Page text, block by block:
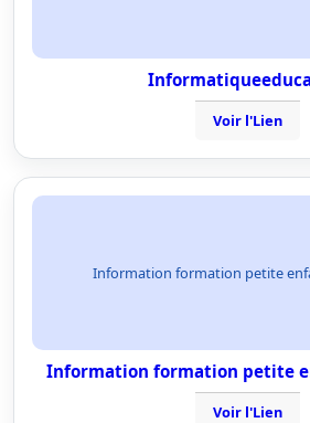
Voir l'Lien
Information formation petite
Information formation petite
Voir l'Lien